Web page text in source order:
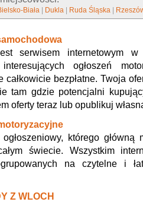
Biała Dukla Ruda Śląska
serwisem internetowym
ogłoszeń
całkowicie bezpłatne. Twoja
tam gdzie potencjalni
oferty teraz lub opublikuj
którego
świecie. Wszystkim
na czytelne i
Z WLOCH